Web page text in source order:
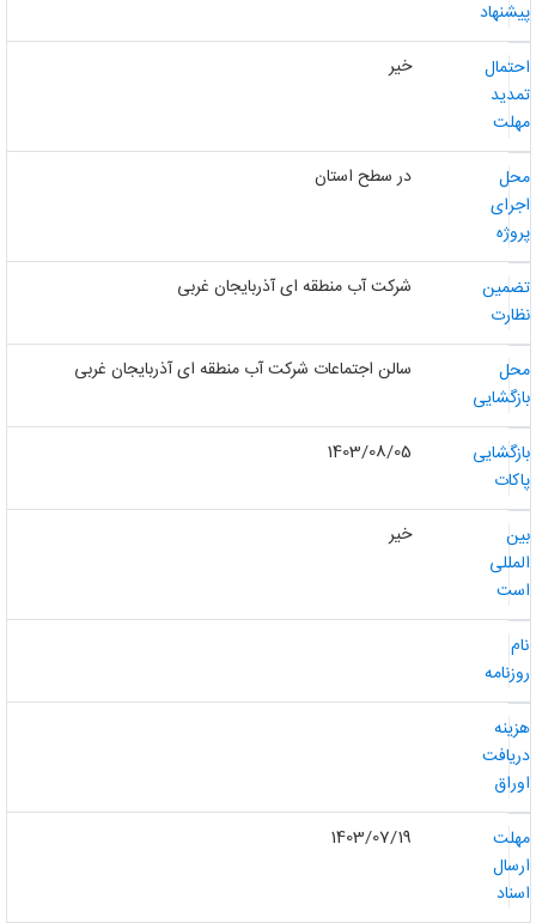
خیر
در سطح استان
شرکت آب منطقه ای آذربایجان غربی
سالن اجتماعات شرکت آب منطقه ای آذربایجان غربی
1403/08/05
خیر
1403/07/19